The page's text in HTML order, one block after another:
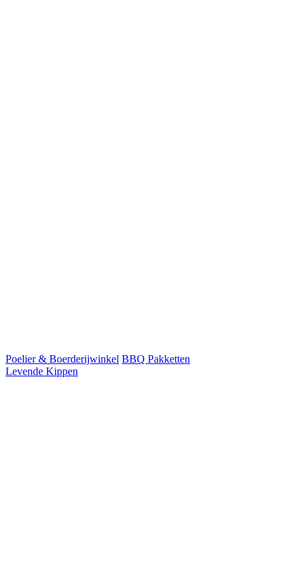
Poelier & Boerderijwinkel BBQ Pakketten
Levende Kippen